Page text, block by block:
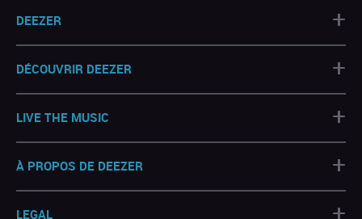
DEEZER +
DÉCOUVRIR DEEZER +
LIVE THE MUSIC +
À PROPOS DE DEEZER +
LEGAL +